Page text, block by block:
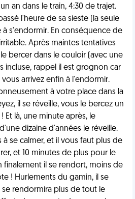
an dans le train, 4:30 de trajet.
l'heure de sa sieste (la seule
s'endormir. En conséquence de
Après maintes tentatives
bercer dans le couloir (avec une
incluse, rappel il est grognon car
arrivez enfin à l'endormir.
à votre place dans la
il se réveille, vous le bercez un
Et là, une minute après, le
dizaine d'années le réveille.
à se calmer, et il vous faut plus de
et 10 minutes de plus pour le
finalement il se rendort, moins de
! Hurlements du gamin, il se
se rendormira plus de tout le